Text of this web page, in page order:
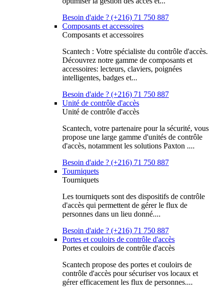
Besoin d'aide ? (+216) 71 750 887
Composants et accessoires
Composants et accessoires
Scantech : Votre spécialiste du contrôle d'accès.
Découvrez notre gamme de composants et
accessoires: lecteurs, claviers, poignées
intelligentes, badges et...
Besoin d'aide ? (+216) 71 750 887
Unité de contrôle d'accès
Unité de contrôle d'accès
Scantech, votre partenaire pour la sécurité, vous
propose une large gamme d'unités de contrôle
d'accès, notamment les solutions Paxton ....
Besoin d'aide ? (+216) 71 750 887
Tourniquets
Tourniquets
Les tourniquets sont des dispositifs de contrôle
d'accès qui permettent de gérer le flux de
personnes dans un lieu donné....
Besoin d'aide ? (+216) 71 750 887
Portes et couloirs de contrôle d'accès
Portes et couloirs de contrôle d'accès
Scantech propose des portes et couloirs de
contrôle d'accès pour sécuriser vos locaux et
gérer efficacement les flux de personnes....